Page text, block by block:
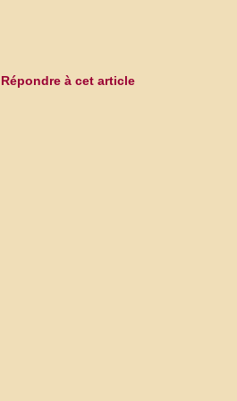
Répondre à cet article